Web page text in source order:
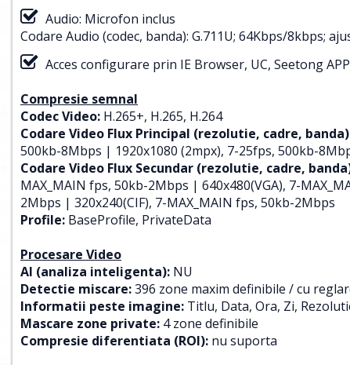
Audio: Microfon inclus
Codare Audio (codec, banda): G.711U; 64Kbps/8kbps;
Acces configurare prin IE Browser, UC, Seetong
Compresie semnal
Codec Video: H.265+, H.265, H.264
Codare Video Flux Principal (rezolutie, cadre,
500kb-8Mbps | 1920x1080 (2mpx), 7-25fps, 500kb-
Codare Video Flux Secundar (rezolutie, cadre,
MAX_MAIN fps, 50kb-2Mbps | 640x480(VGA), 7-
2Mbps | 320x240(CIF), 7-MAX_MAIN fps, 50kb-2Mbps
Profile: BaseProfile, PrivateData
Procesare Video
AI (analiza inteligenta): NU
Detectie miscare:396 zone maxim definibile / cu
Informatii peste imagine: Titlu, Data, Ora, Zi,
Mascare zone private: 4 zone definibile
Compresie diferentiata (ROI): nu suporta